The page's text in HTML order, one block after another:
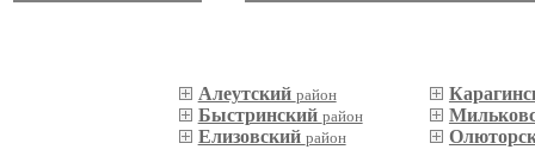
Алеутский район
Быстринский район
Елизовский район